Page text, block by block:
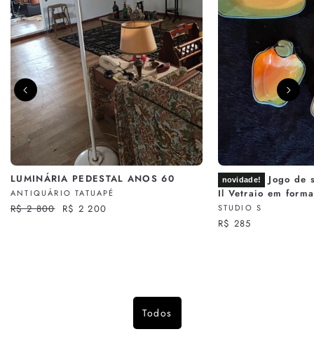
LUMINÁRIA PEDESTAL ANOS 60
ANTIQUÁRIO TATUAPÉ
Preço
R$ 2 800
Preço
R$ 2 200
novidade!
Jogo de
Il Vetraio em
STUDIO S
R$ 285
Todos